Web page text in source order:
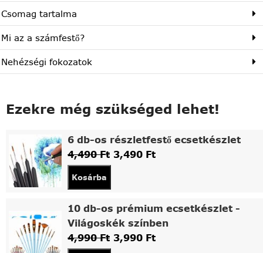
Csomag tartalma
Mi az a számfestő?
Nehézségi fokozatok
Ezekre még szükséged lehet!
6 db-os részletfestő ecsetkészlet
4,490Ft 3,490 Ft
Kosárba
10 db-os prémium ecsetkészlet -
Világoskék színben
4,990Ft 3,990 Ft